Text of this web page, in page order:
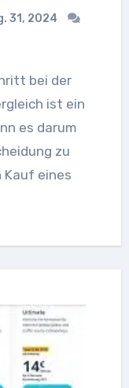
31, 2024
ist ein
es darum
zu
Kauf eines